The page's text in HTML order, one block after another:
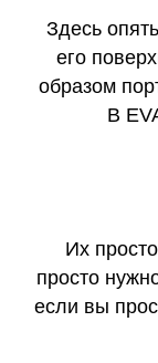
Здесь
его
образом
В
Их
просто
если вы